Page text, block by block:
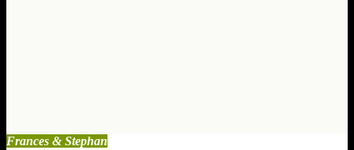
Frances & Stephan